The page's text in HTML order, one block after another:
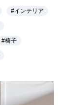
#インテリア
#椅子